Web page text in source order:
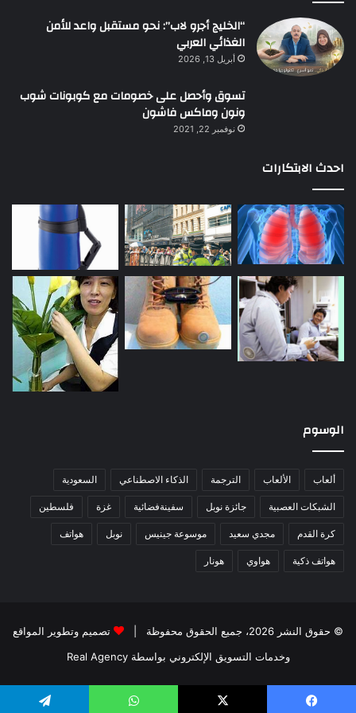
“الخليج أجرو لاب”: نحو مستقبل واعد للأمن
الغذائي العربي
أبريل 13, 2026
تسوق وأحصل على خصومات مع كوبونات شوب
ونون وماكس فاشون
نوفمبر 22, 2021
احدث الابتكارات
الوسوم
ألعاب الألعاب الترجمة الذكاء الاصطناعي السعودية
الشبكات العصبية جائزة نوبل سفينةفضائية غزة فلسطين
كرة القدم مجدي سعيد موسوعة جينيس نوبل هواتف
هواتف ذكية هواوي هونار
© حقوق النشر 2026، جميع الحقوق محفوظة |
تصميم وتطوير المواقع
وخدمات التسويق الإلكتروني بواسطة Real Agency